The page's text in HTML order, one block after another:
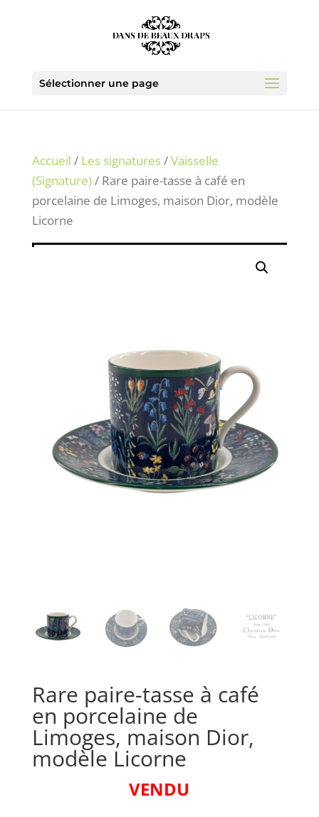
Sélectionner une page
Accueil / Les signatures/Vaisselle
(Signature)/ Rare paire-tasse à café en
porcelaine de Limoges, maison Dior, modèle
Licorne
Rare paire-tasse à café
en porcelaine de
Limoges, maison Dior,
modèle Licorne
VENDU